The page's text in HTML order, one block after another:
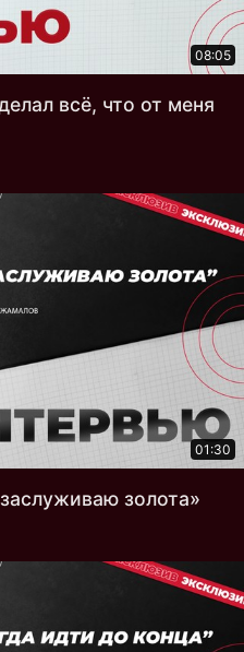
08:05
всё, что от меня
01:30
золота»